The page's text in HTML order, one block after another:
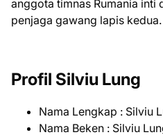
anggota timnas Rumania inti
penjaga gawang lapis kedua.
Profil Silviu Lung
Nama Lengkap : Silviu
Nama Beken : Silviu